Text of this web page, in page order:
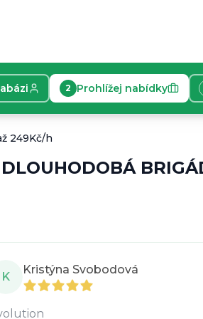
2 Prohlížej nabídky
s lidmi, Skvělou češtinu a
249Kč/h
DLOUHODOBÁ
K
Kristýna Svobodová